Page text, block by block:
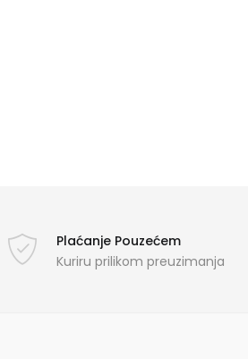
Plaćanje Pouzećem
Kuriru prilikom preuzimanja